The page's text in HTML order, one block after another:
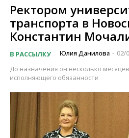
Ректором
транспорта в
Константин
В РАССЫЛКУ Юлия Данилова - 02/
До назначения он несколько
исполняющего обязанности